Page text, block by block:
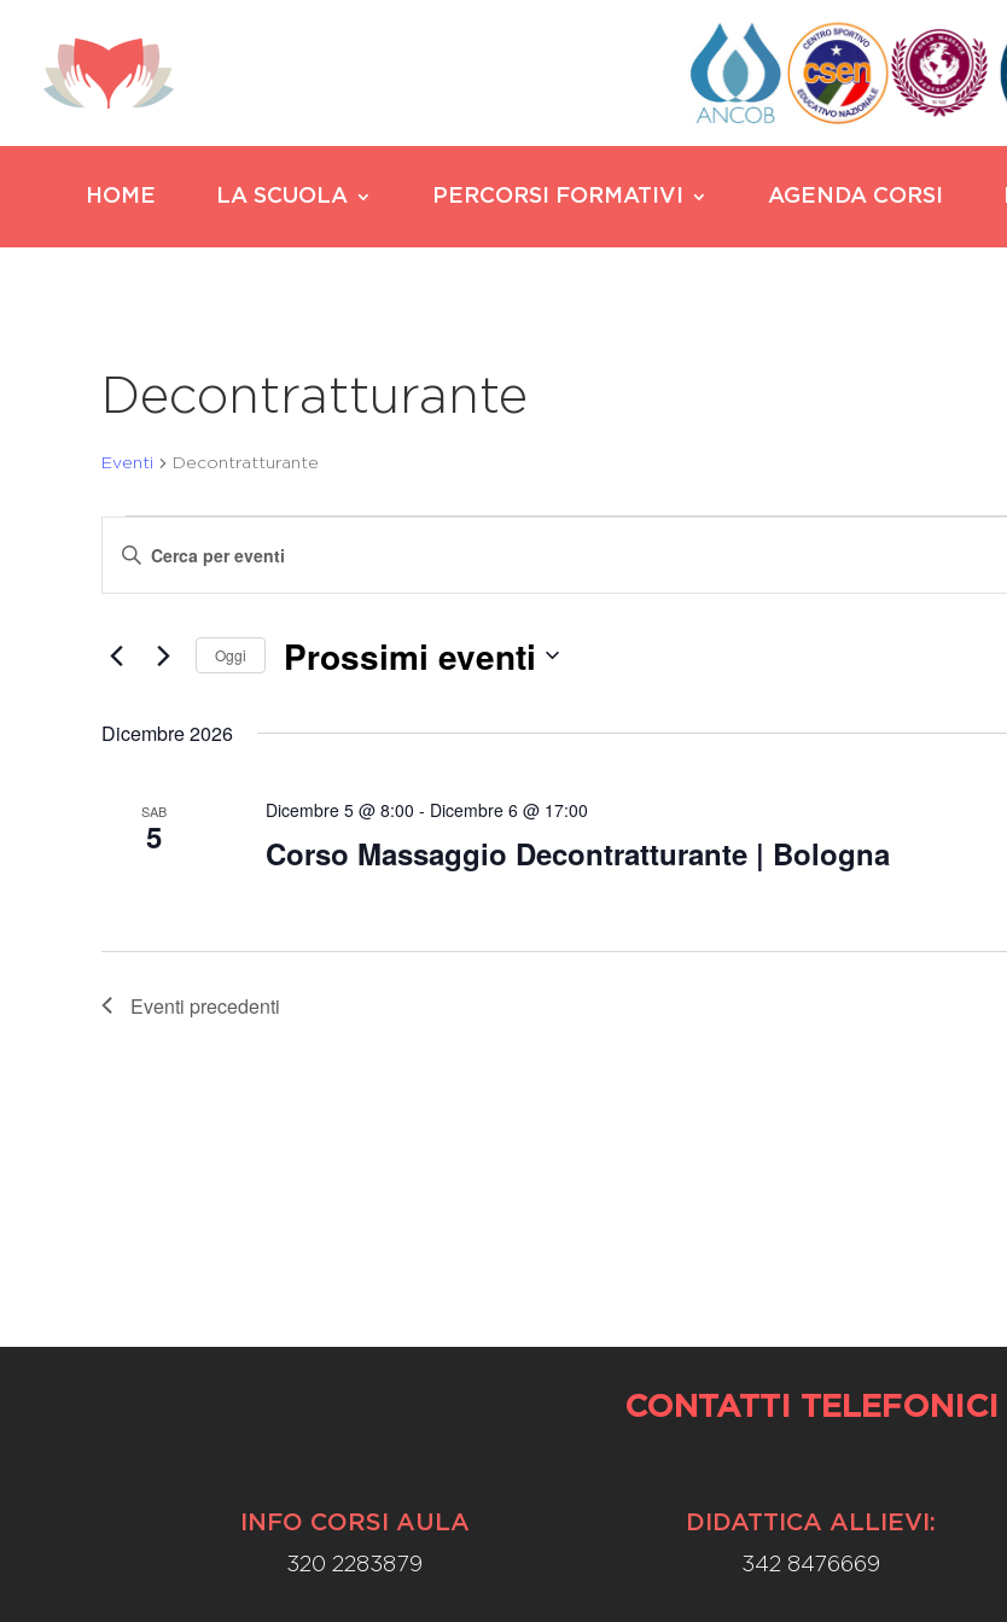
HOME LA SCUOLA PERCORSI FORMATIVI AGENDA CORSI
Decontratturante
Eventi Decontratturante
Ricerca
e
Navigazione
Inserisci
Cerca
per
Chiave.
Oggi Prossimi eventi
la
Dicembre 2026
SAB
5 Corso Massaggio Decontratturante | Bologna
Dicembre 5 @ 8:00 - Dicembre 6 @ 17:00
Eventi precedenti
CONTATTI TELEFONICI
INFO CORSI AULA
320 2283879
DIDATTICA ALLIEVI:
342 8476669